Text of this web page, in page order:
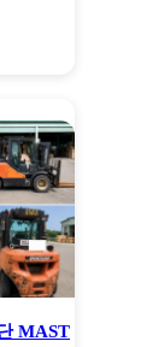
MAST